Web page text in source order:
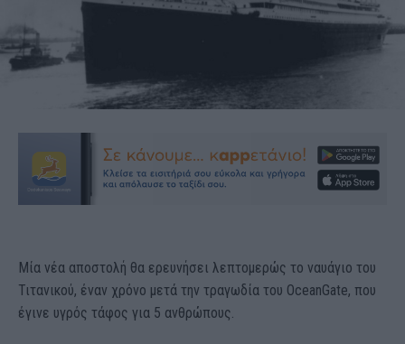
Mία νέα αποστολή θα ερευνήσει λεπτομερώς το ναυάγιο του
Τιτανικού, έναν χρόνο μετά την τραγωδία του OceanGate, που
έγινε υγρός τάφος για 5 ανθρώπους.